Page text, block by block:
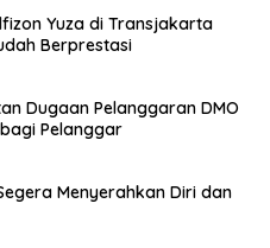
Yuza di Transjakarta
Berprestasi
Dugaan Pelanggaran DMO
Pelanggar
Menyerahkan Diri dan